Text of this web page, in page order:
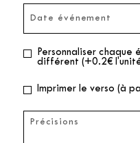
Personnaliser
différent (+0.2€
Imprimer le verso (à